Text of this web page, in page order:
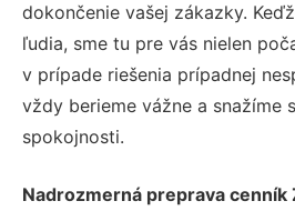
dokončenie vašej zákazky.
ľudia, sme tu pre vás nielen
v prípade riešenia prípadnej
vždy berieme vážne a snažíme
spokojnosti.
Nadrozmerná preprava cenník